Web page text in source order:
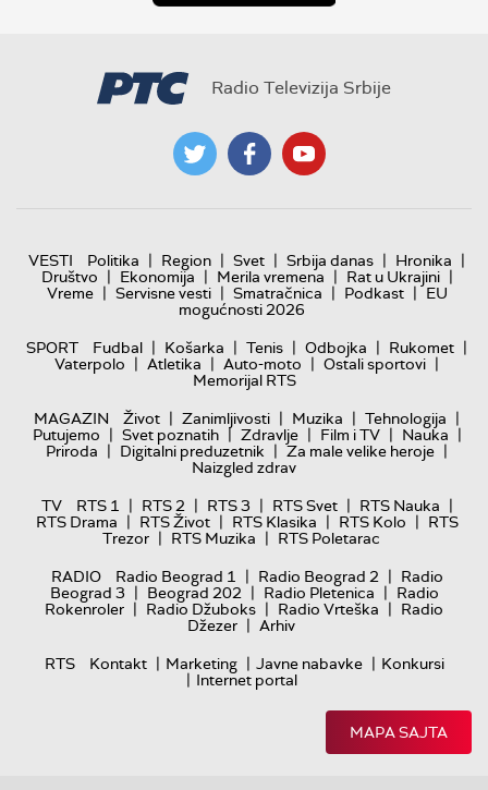
Radio Televizija Srbije
VESTI Politika | Region | Svet | Srbija danas | Hronika |
Društvo | Ekonomija | Merila vremena | Rat u Ukrajini |
Vreme | Servisne vesti | Smatračnica | Podkast | EU
mogućnosti 2026
SPORT
Fudbal | Košarka | Tenis | Odbojka | Rukomet |
Vaterpolo | Atletika | Auto-moto | Ostali sportovi |
Memorijal RTS
MAGAZIN
Život | Zanimljivosti | Muzika | Tehnologija |
Putujemo | Svet poznatih | Zdravlje | Film i TV | Nauka |
Priroda | Digitalni preduzetnik | Za male velike heroje |
Naizgled zdrav
TV
RTS 1 | RTS 2 | RTS 3 | RTS Svet | RTS Nauka |
RTS Drama | RTS Život | RTS Klasika | RTS Kolo | RTS
Trezor | RTS Muzika | RTS Poletarac
RADIO
Radio Beograd 1 | Radio Beograd 2 | Radio
Beograd 3 | Beograd 202 | Radio Pletenica | Radio
Rokenroler | Radio Džuboks | Radio Vrteška | Radio
Džezer | Arhiv
RTS
Kontakt | Marketing | Javne nabavke | Konkursi
| Internet portal
MAPA SAJTA